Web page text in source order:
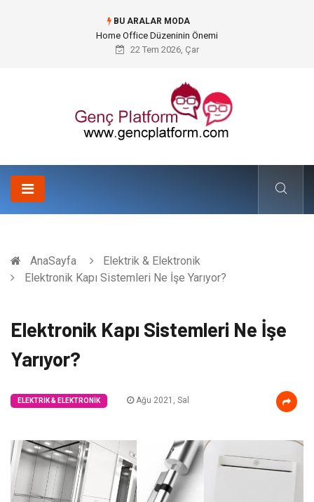
BU ARALAR MODA
Konteyner Nakliye Fiyatları ve Küresel Ticarette Bütçe Yönetimi
22 Tem 2026, Çar
AnaSayfa
Elektrik & Elektronik
Elektronik Kapı Sistemleri Ne İşe Yarıyor?
Elektronik Kapı Sistemleri Ne İşe
Yarıyor?
ELEKTRIK & ELEKTRONIK Ağu 2021, Sal